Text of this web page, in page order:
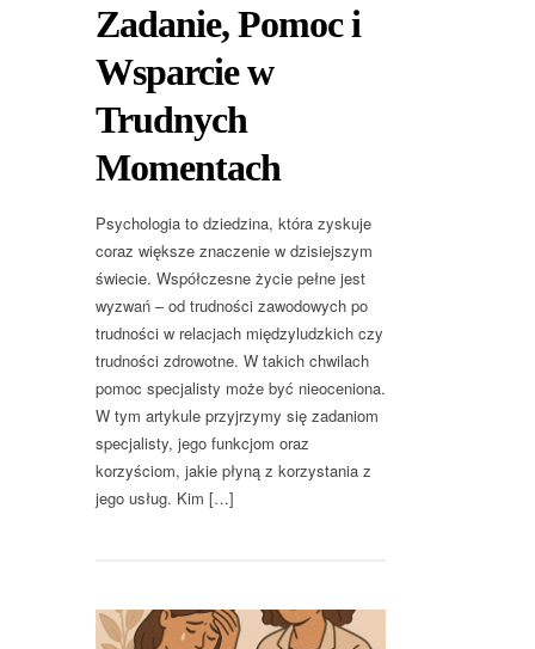
Zadanie, Pomoc i
Wsparcie w
Trudnych
Momentach
Psychologia to dziedzina, która zyskuje
coraz większe znaczenie w dzisiejszym
świecie. Współczesne życie pełne jest
wyzwań – od trudności zawodowych po
trudności w relacjach międzyludzkich czy
trudności zdrowotne. W takich chwilach
pomoc specjalisty może być nieoceniona.
W tym artykule przyjrzymy się zadaniom
specjalisty, jego funkcjom oraz
korzyściom, jakie płyną z korzystania z
jego usług. Kim […]